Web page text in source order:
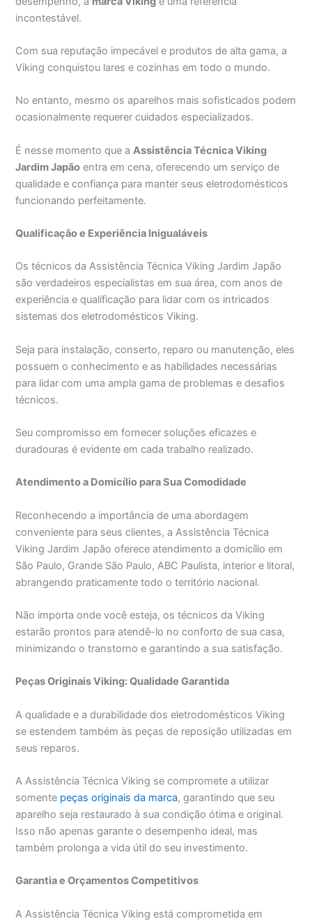
incontestável.
Com sua reputação impecável e produtos de alta gama, a
Viking conquistou lares e cozinhas em todo o mundo.
No entanto, mesmo os aparelhos mais sofisticados podem
ocasionalmente requerer cuidados especializados.
É nesse momento que aAssistência Técnica Viking
Jardim Japão entra em cena, oferecendo um serviço de
qualidade e confiança para manter seus eletrodomésticos
funcionando perfeitamente.
Qualificação e Experiência Inigualáveis
Os técnicos da Assistência Técnica Viking Jardim Japão
são verdadeiros especialistas em sua área, com anos de
experiência e qualificação para lidar com os intricados
sistemas dos eletrodomésticos Viking.
Seja para instalação, conserto, reparo ou manutenção, eles
possuem o conhecimento e as habilidades necessárias
para lidar com uma ampla gama de problemas e desafios
técnicos.
Seu compromisso em fornecer soluções eficazes e
duradouras é evidente em cada trabalho realizado.
Atendimento a Domicílio para Sua Comodidade
Reconhecendo a importância de uma abordagem
conveniente para seus clientes, a Assistência Técnica
Viking Jardim Japão oferece atendimento a domicílio em
São Paulo, Grande São Paulo, ABC Paulista, interior e litoral,
abrangendo praticamente todo o território nacional.
Não importa onde você esteja, os técnicos da Viking
estarão prontos para atendê-lo no conforto de sua casa,
minimizando o transtorno e garantindo a sua satisfação.
Peças Originais Viking: Qualidade Garantida
A qualidade e a durabilidade dos eletrodomésticos Viking
se estendem também às peças de reposição utilizadas em
seus reparos.
A Assistência Técnica Viking se compromete a utilizar
somente peças originais da marca, garantindo que seu
aparelho seja restaurado à sua condição ótima e original.
Isso não apenas garante o desempenho ideal, mas
também prolonga a vida útil do seu investimento.
Garantia e Orçamentos Competitivos
A Assistência Técnica Viking está comprometida em